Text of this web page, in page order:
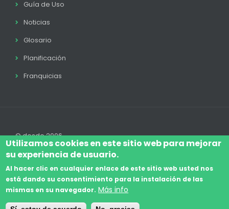
Guía de Uso
Noticias
Glosario
Planificación
Franquicias
© desde 2006
Footer
Aviso Legal Legal
Utilizamos cookies en este sitio web para mejorar
su experiencia de usuario.
Al hacer clic en cualquier enlace de este sitio web usted nos
está dando su consentimiento para la instalación de las
mismas en su navegador. Más info